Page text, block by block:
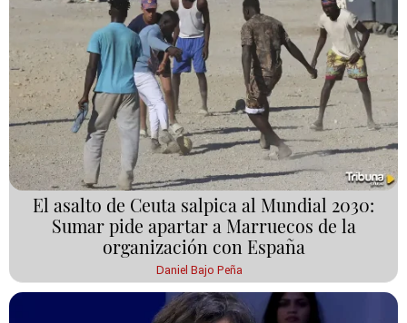
El asalto de Ceuta salpica al Mundial 2030:
Sumar pide apartar a Marruecos de la
organización con España
Daniel Bajo Peña